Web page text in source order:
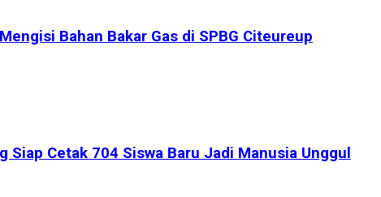
Bahan Bakar Gas di SPBG Citeureup
Cetak 704 Siswa Baru Jadi Manusia Unggul